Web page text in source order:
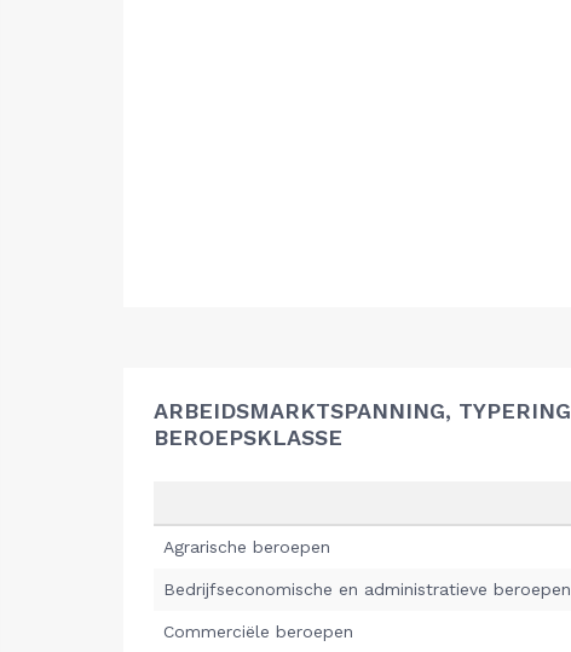
ARBEIDSMARKTSPANNING, TYPERING
BEROEPSKLASSE